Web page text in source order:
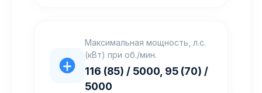
Максимальная мощность, л.с.
(кВт) при об./мин.
116 (85) / 5000, 95 (70) /
5000